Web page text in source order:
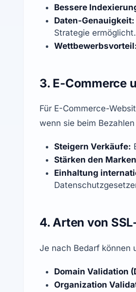
Bessere
Daten-Genauigkeit:
Strategie ermöglicht.
3. E-Commerce
Für E-Commerce-
wenn sie beim
Steigern Verkäufe:
Stärken den
Einhaltung
4. Arten von
Je nach Bedarf können
Domain Validation
Organization